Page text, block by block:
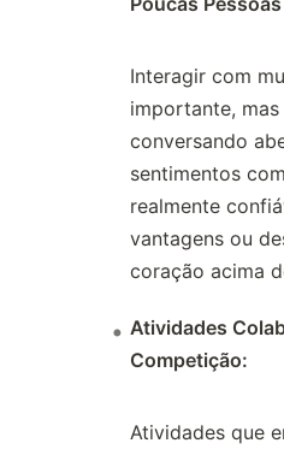
Interagir com
importante,
conversando
sentimentos
realmente
vantagens ou
coração acima
Atividades
Competição:
Atividades que